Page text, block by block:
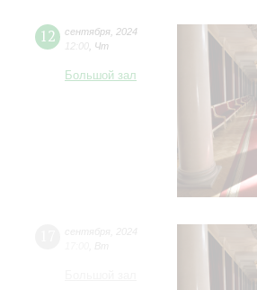
12 сентября 2024
12:00 Чт
Большой зал